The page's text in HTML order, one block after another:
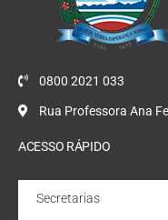
0800 2021 033
Rua Professora Ana
ACESSO RÁPIDO
Secretarias